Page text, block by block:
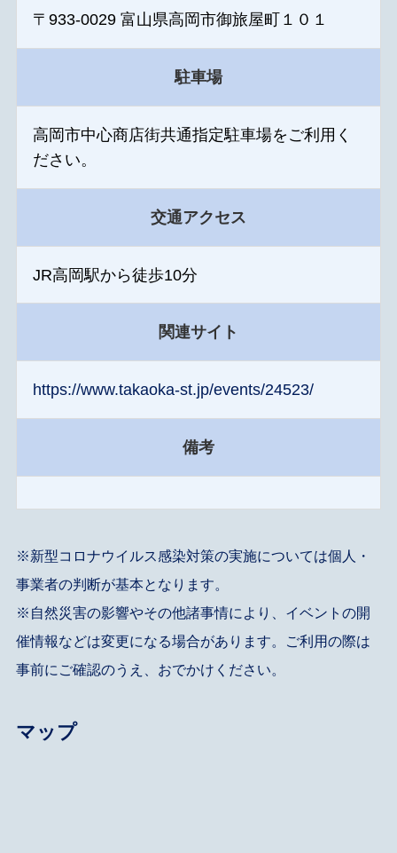
〒933-0029 富山県高岡市御旅屋町１０１
駐車場
高岡市中心商店街共通指定駐車場をご利用く
ださい。
交通アクセス
JR高岡駅から徒歩10分
関連サイト
https://www.takaoka-st.jp/events/24523/
備考
※新型コロナウイルス感染対策の実施については個人・
事業者の判断が基本となります。
※自然災害の影響やその他諸事情により、イベントの開
催情報などは変更になる場合があります。ご利用の際は
事前にご確認のうえ、おでかけください。
マップ